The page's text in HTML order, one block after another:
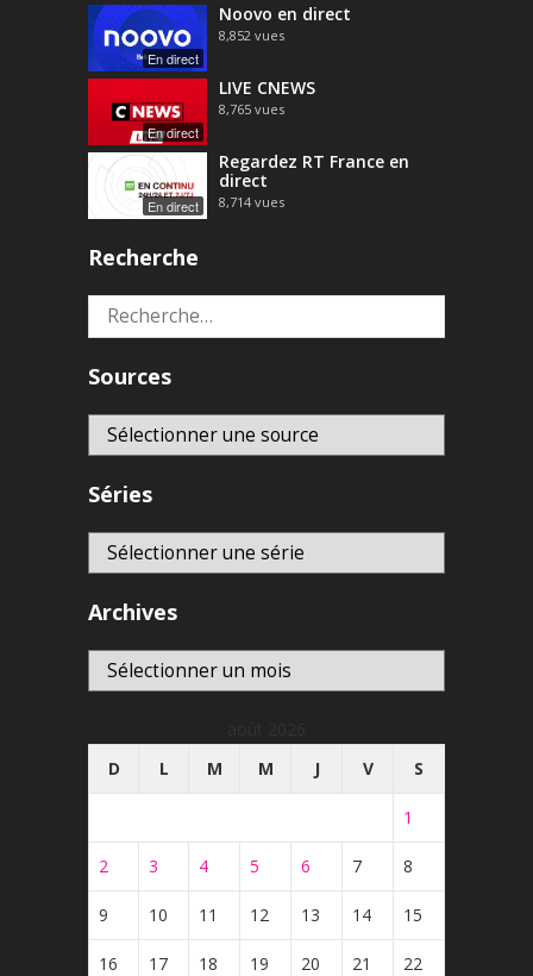
En direct
Noovo en direct
8,852 vues
En direct
LIVE CNEWS
8,765 vues
En direct
Regardez RT France en
direct
8,714 vues
Recherche
Rechercher :
Sources
Séries
Archives
Archives
D
L M M J V S
1
2 3 4 5 6 7 8
9 10 11 12 13 14 15
16 17 18 19 20 21 22